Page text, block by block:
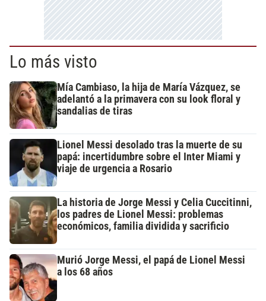
Lo más visto
Mía Cambiaso, la hija de María Vázquez, se
adelantó a la primavera con su look floral y
sandalias de tiras
Lionel Messi desolado tras la muerte de su
papá: incertidumbre sobre el Inter Miami y
viaje de urgencia a Rosario
La historia de Jorge Messi y Celia Cuccitinni,
los padres de Lionel Messi: problemas
económicos, familia dividida y sacrificio
Murió Jorge Messi, el papá de Lionel Messi
a los 68 años